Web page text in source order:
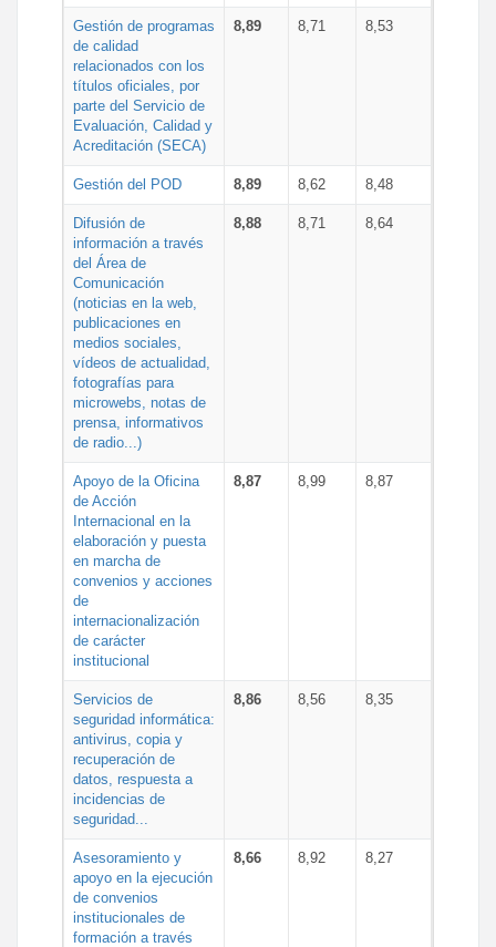
Gestión de programas
de calidad
relacionados con los
títulos oficiales, por
parte del Servicio de
Evaluación, Calidad y
Acreditación (SECA)
8,89 8,71 8,53
Gestión del POD 8,89 8,62 8,48
Difusión de
información a través
del Área de
Comunicación
(noticias en la web,
publicaciones en
medios sociales,
vídeos de actualidad,
fotografías para
microwebs, notas de
prensa, informativos
de radio...)
8,88 8,71 8,64
Apoyo de la Oficina
de Acción
Internacional en la
elaboración y puesta
en marcha de
convenios y acciones
de
internacionalización
de carácter
institucional
8,87 8,99 8,87
Servicios de
seguridad informática:
antivirus, copia y
recuperación de
datos, respuesta a
incidencias de
seguridad...
8,86 8,56 8,35
Asesoramiento y
apoyo en la ejecución
de convenios
institucionales de
formación a través
8,66 8,92 8,27